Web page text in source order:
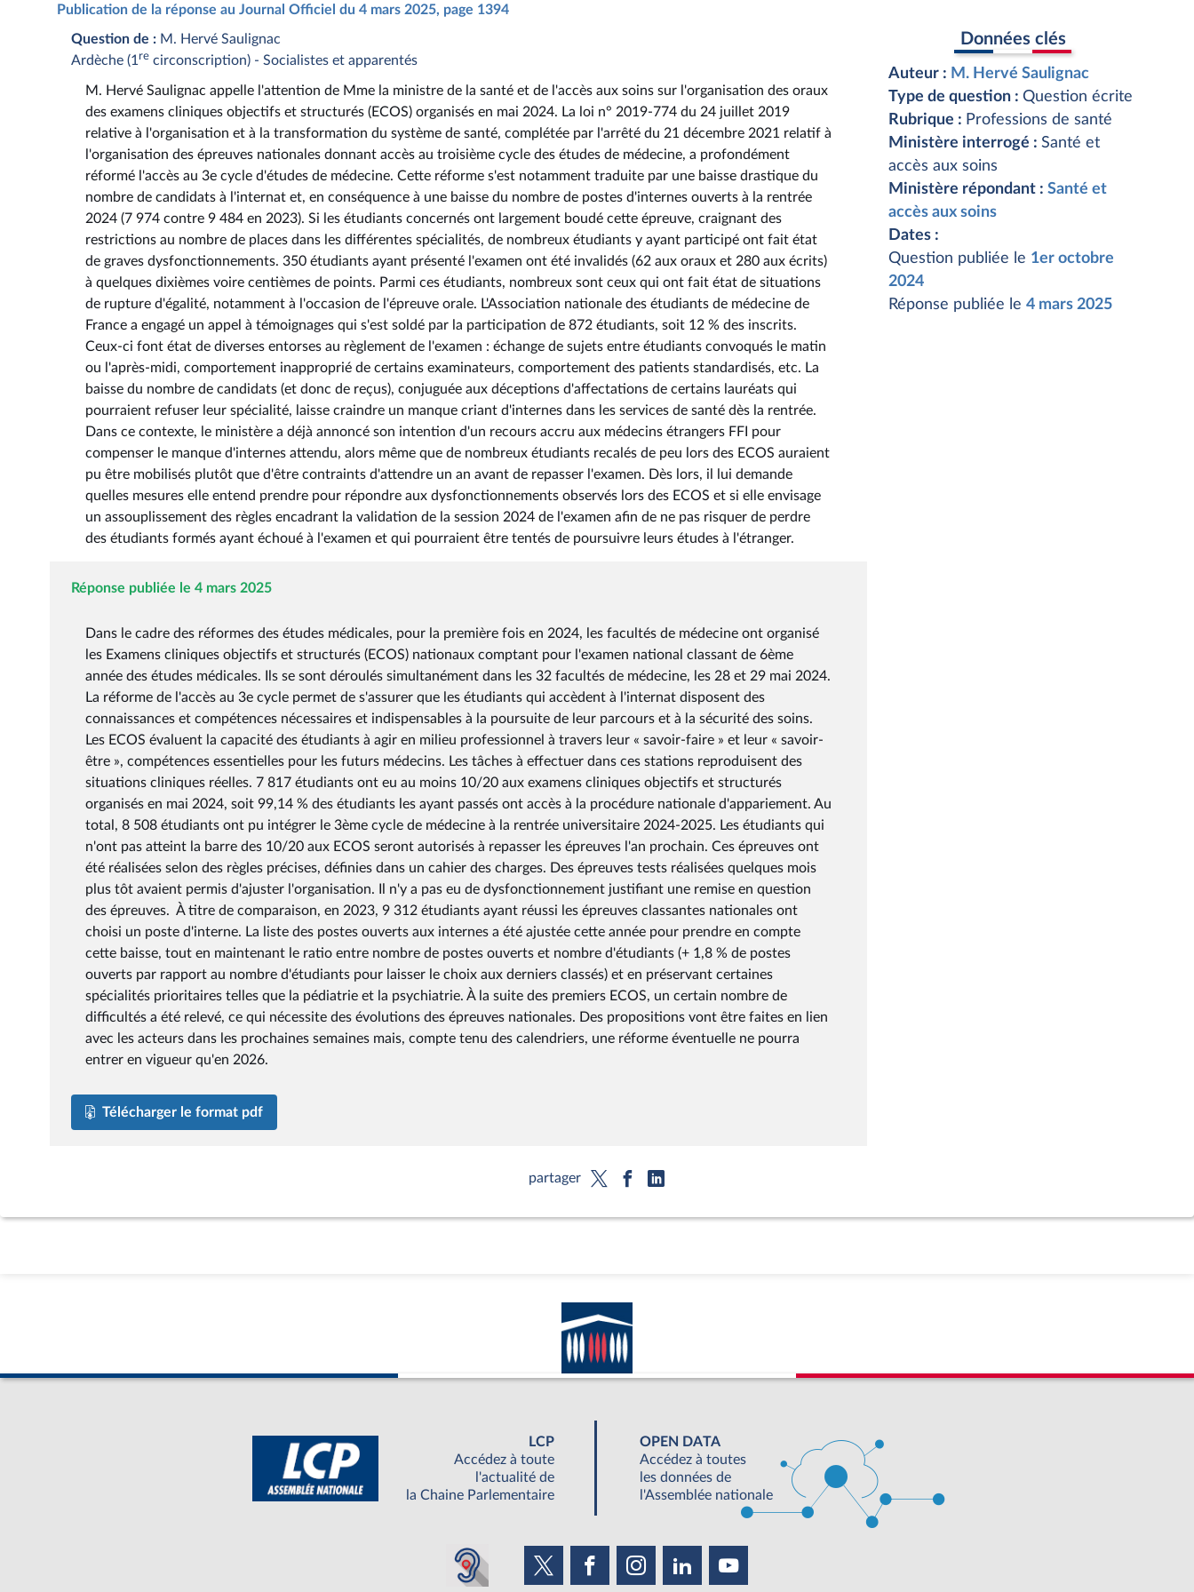
Publication de la réponse au Journal Officiel du 4 mars 2025, page 1394
Question de : M. Hervé Saulignac
Ardèche (1 re circonscription) - Socialistes et apparentés
M. Hervé Saulignac appelle l'attention de Mme la ministre de la santé et de l'accès aux soins sur l'organisation des oraux
des examens cliniques objectifs et structurés (ECOS) organisés en mai 2024. La loi n° 2019-774 du 24 juillet 2019
relative à l'organisation et à la transformation du système de santé, complétée par l'arrêté du 21 décembre 2021 relatif à
l'organisation des épreuves nationales donnant accès au troisième cycle des études de médecine, a profondément
réformé l'accès au 3e cycle d'études de médecine. Cette réforme s'est notamment traduite par une baisse drastique du
nombre de candidats à l'internat et, en conséquence à une baisse du nombre de postes d'internes ouverts à la rentrée
2024 (7 974 contre 9 484 en 2023). Si les étudiants concernés ont largement boudé cette épreuve, craignant des
restrictions au nombre de places dans les différentes spécialités, de nombreux étudiants y ayant participé ont fait état
de graves dysfonctionnements. 350 étudiants ayant présenté l'examen ont été invalidés (62 aux oraux et 280 aux écrits)
à quelques dixièmes voire centièmes de points. Parmi ces étudiants, nombreux sont ceux qui ont fait état de situations
de rupture d'égalité, notamment à l'occasion de l'épreuve orale. L'Association nationale des étudiants de médecine de
France a engagé un appel à témoignages qui s'est soldé par la participation de 872 étudiants, soit 12 % des inscrits.
Ceux-ci font état de diverses entorses au règlement de l'examen : échange de sujets entre étudiants convoqués le matin
ou l'après-midi, comportement inapproprié de certains examinateurs, comportement des patients standardisés, etc. La
baisse du nombre de candidats (et donc de reçus), conjuguée aux déceptions d'affectations de certains lauréats qui
pourraient refuser leur spécialité, laisse craindre un manque criant d'internes dans les services de santé dès la rentrée.
Dans ce contexte, le ministère a déjà annoncé son intention d'un recours accru aux médecins étrangers FFI pour
compenser le manque d'internes attendu, alors même que de nombreux étudiants recalés de peu lors des ECOS auraient
pu être mobilisés plutôt que d'être contraints d'attendre un an avant de repasser l'examen. Dès lors, il lui demande
quelles mesures elle entend prendre pour répondre aux dysfonctionnements observés lors des ECOS et si elle envisage
un assouplissement des règles encadrant la validation de la session 2024 de l'examen afin de ne pas risquer de perdre
des étudiants formés ayant échoué à l'examen et qui pourraient être tentés de poursuivre leurs études à l'étranger.
Réponse publiée le 4 mars 2025
Dans le cadre des réformes des études médicales, pour la première fois en 2024, les facultés de médecine ont organisé
les Examens cliniques objectifs et structurés (ECOS) nationaux comptant pour l'examen national classant de 6ème
année des études médicales. Ils se sont déroulés simultanément dans les 32 facultés de médecine, les 28 et 29 mai 2024.
La réforme de l'accès au 3e cycle permet de s'assurer que les étudiants qui accèdent à l'internat disposent des
connaissances et compétences nécessaires et indispensables à la poursuite de leur parcours et à la sécurité des soins.
Les ECOS évaluent la capacité des étudiants à agir en milieu professionnel à travers leur « savoir-faire » et leur « savoir-
être », compétences essentielles pour les futurs médecins. Les tâches à effectuer dans ces stations reproduisent des
situations cliniques réelles. 7 817 étudiants ont eu au moins 10/20 aux examens cliniques objectifs et structurés
organisés en mai 2024, soit 99,14 % des étudiants les ayant passés ont accès à la procédure nationale d'appariement. Au
total, 8 508 étudiants ont pu intégrer le 3ème cycle de médecine à la rentrée universitaire 2024-2025. Les étudiants qui
n'ont pas atteint la barre des 10/20 aux ECOS seront autorisés à repasser les épreuves l'an prochain. Ces épreuves ont
été réalisées selon des règles précises, définies dans un cahier des charges. Des épreuves tests réalisées quelques mois
plus tôt avaient permis d'ajuster l'organisation. Il n'y a pas eu de dysfonctionnement justifiant une remise en question
des épreuves. À titre de comparaison, en 2023, 9 312 étudiants ayant réussi les épreuves classantes nationales ont
choisi un poste d'interne. La liste des postes ouverts aux internes a été ajustée cette année pour prendre en compte
cette baisse, tout en maintenant le ratio entre nombre de postes ouverts et nombre d'étudiants (+ 1,8 % de postes
ouverts par rapport au nombre d'étudiants pour laisser le choix aux derniers classés) et en préservant certaines
spécialités prioritaires telles que la pédiatrie et la psychiatrie. À la suite des premiers ECOS, un certain nombre de
difficultés a été relevé, ce qui nécessite des évolutions des épreuves nationales. Des propositions vont être faites en lien
avec les acteurs dans les prochaines semaines mais, compte tenu des calendriers, une réforme éventuelle ne pourra
entrer en vigueur qu'en 2026.
Télécharger le format pdf
Données clés
Auteur : M. Hervé Saulignac
Type de question : Question écrite
Rubrique : Professions de santé
Ministère interrogé : Santé et
accès aux soins
Ministère répondant : Santé et
accès aux soins
Dates :
Question publiée le 1er octobre
2024
Réponse publiée le 4 mars 2025
partager
LCP
Accédez à toute
l'actualité de
la Chaine Parlementaire
OPEN DATA
Accédez à toutes
les données de
l'Assemblée nationale